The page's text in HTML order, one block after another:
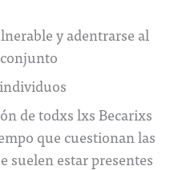
y adentrarse al
de todxs lxs Becarixs
que cuestionan las
suelen estar presentes